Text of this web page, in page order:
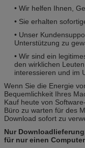
• Wir helfen Ihnen,
• Sie erhalten
• Unser
Unterstützung zu
• Wir sind ein
den wirklichen
interessieren und im
Wenn Sie die Energie
Bequemlichkeit Ihres
Kauf heute von
Büro zu warten für des
Download sofort zu
Nur
für nur einen